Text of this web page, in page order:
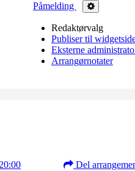
Påmelding
Administrer
Redaktørvalg
Publiser til
Eksterne
Arrangørnotater
Del